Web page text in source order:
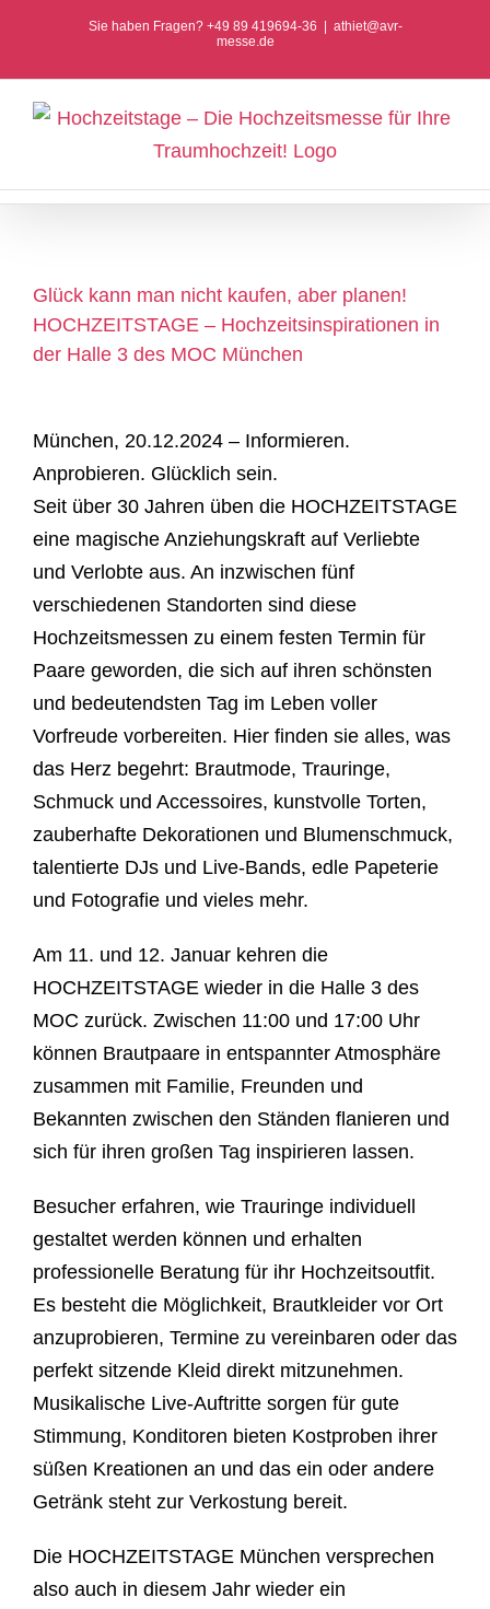
springen
Sie haben Fragen? +49 89 419694-36
athiet@avr-
messe.de
Glück kann man nicht kaufen, aber planen!
HOCHZEITSTAGE – Hochzeitsinspirationen in
der Halle 3 des MOC München
München, 20.12.2024 – Informieren.
Anprobieren. Glücklich sein.
Seit über 30 Jahren üben die HOCHZEITSTAGE
eine magische Anziehungskraft auf Verliebte
und Verlobte aus. An inzwischen fünf
verschiedenen Standorten sind diese
Hochzeitsmessen zu einem festen Termin für
Paare geworden, die sich auf ihren schönsten
und bedeutendsten Tag im Leben voller
Vorfreude vorbereiten. Hier finden sie alles, was
das Herz begehrt: Brautmode, Trauringe,
Schmuck und Accessoires, kunstvolle Torten,
zauberhafte Dekorationen und Blumenschmuck,
talentierte DJs und Live-Bands, edle Papeterie
und Fotografie und vieles mehr.
Am 11. und 12. Januar kehren die
HOCHZEITSTAGE wieder in die Halle 3 des
MOC zurück. Zwischen 11:00 und 17:00 Uhr
können Brautpaare in entspannter Atmosphäre
zusammen mit Familie, Freunden und
Bekannten zwischen den Ständen flanieren und
sich für ihren großen Tag inspirieren lassen.
Besucher erfahren, wie Trauringe individuell
gestaltet werden können und erhalten
professionelle Beratung für ihr Hochzeitsoutfit.
Es besteht die Möglichkeit, Brautkleider vor Ort
anzuprobieren, Termine zu vereinbaren oder das
perfekt sitzende Kleid direkt mitzunehmen.
Musikalische Live-Auftritte sorgen für gute
Stimmung, Konditoren bieten Kostproben ihrer
süßen Kreationen an und das ein oder andere
Getränk steht zur Verkostung bereit.
Die HOCHZEITSTAGE München versprechen
also auch in diesem Jahr wieder ein